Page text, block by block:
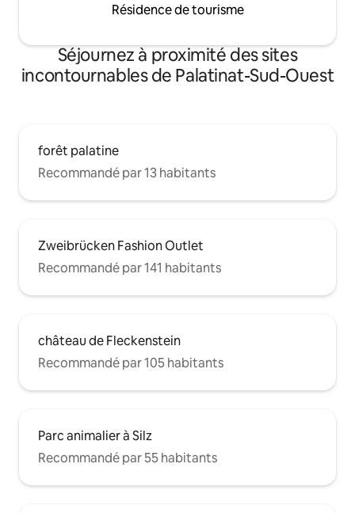
Résidence de tourisme
Séjournez à proximité des sites
incontournables de Palatinat-Sud-Ouest
forêt palatine
Recommandé par 13 habitants
Zweibrücken Fashion Outlet
Recommandé par 141 habitants
château de Fleckenstein
Recommandé par 105 habitants
Parc animalier à Silz
Recommandé par 55 habitants